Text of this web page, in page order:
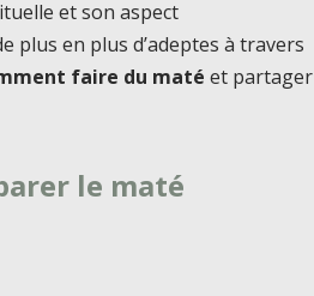
et son aspect
en plus d’adeptes à travers
faire du maté et partager
le maté